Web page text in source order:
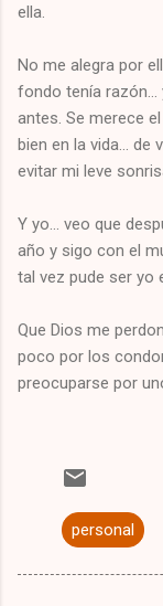
ella.
No me alegra por
fondo tenía razón...
antes. Se merece
bien en la vida... de
evitar mi leve
Y yo... veo que
año y sigo con el
tal vez pude ser yo
Que Dios me
poco por los
preocuparse por
personal